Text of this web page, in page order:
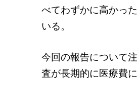
べてわずかに高かっ
いる。
今回の報告について
査が長期的に医療費